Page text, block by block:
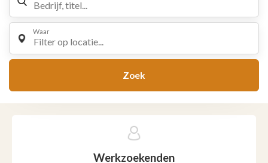
Waar
Filter op locatie...
Zoek
Werkzoekenden